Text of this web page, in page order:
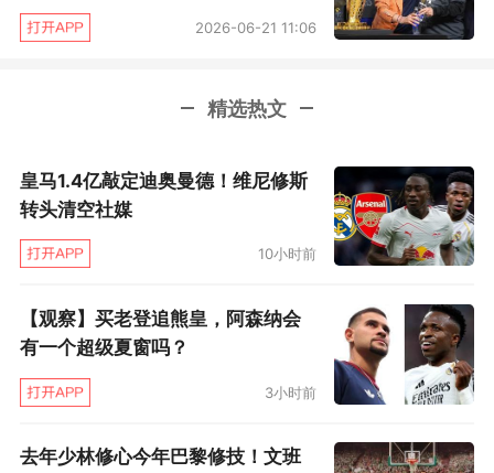
2026-06-21 11:06
精选热文
皇马1.4亿敲定迪奥曼德！维尼修斯
转头清空社媒
10小时前
【观察】买老登追熊皇，阿森纳会
有一个超级夏窗吗？
3小时前
去年少林修心今年巴黎修技！文班